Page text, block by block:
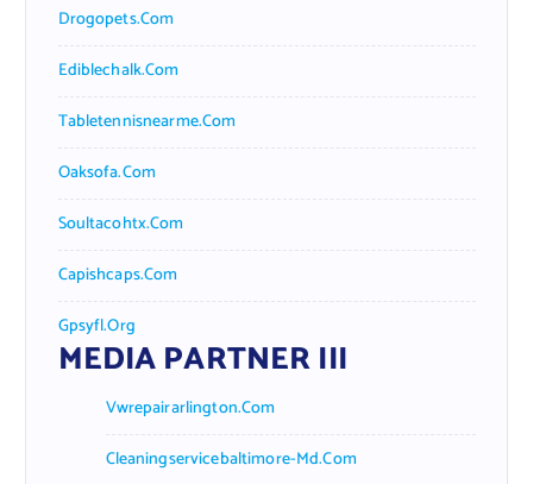
Drogopets.com
Ediblechalk.com
Tabletennisnearme.com
Oaksofa.com
Soultacohtx.com
Capishcaps.com
Gpsyfl.org
MEDIA PARTNER III
Vwrepairarlington.com
Cleaningservicebaltimore-Md.com